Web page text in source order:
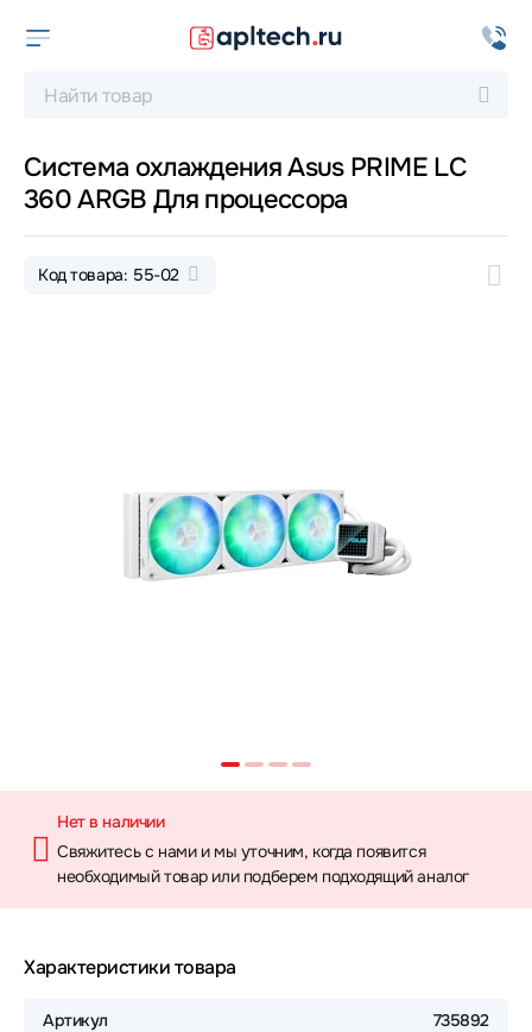
Система охлаждения Asus PRIME LC
360 ARGB Для процессора
Код товара: 55-02
Нет в наличии
Свяжитесь с нами и мы уточним, когда появится
необходимый товар или подберем подходящий аналог
Характеристики товара
Артикул 735892